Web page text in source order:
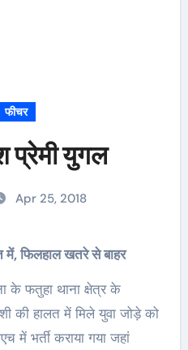
फीचर
प्रेमी युगल
Apr 25, 2018
में, फिलहाल खतरे से बाहर
के फतुहा थाना क्षेत्र के
की हालत में मिले युवा जोड़े को
में भर्ती कराया गया जहां